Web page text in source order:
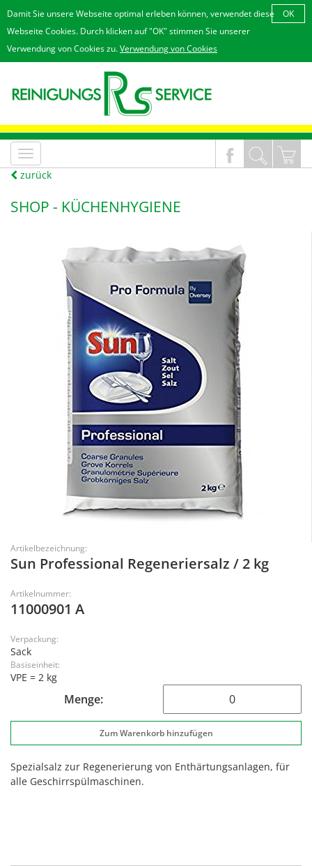
Damit Sie unsere Webseite optimal erleben können, verwendet diese
Webseite Cookies. Durch klicken auf "OK" stimmen Sie unserer
Verwendung von Cookies zu.Verwendung von Cookies
OK
MenÃ¼
an/aus
zurück
SHOP - KÜCHENHYGIENE
Artikelbezeichnung:
Sun Professional Regeneriersalz / 2 kg
Artikelnummer:
11000901 A
Verpackung:
Sack
Basiseinheit:
VPE = 2 kg
Menge:
Spezialsalz zur Regenerierung von Enthärtungsanlagen, für
alle Geschirrspülmaschinen.